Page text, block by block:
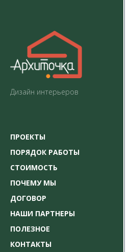
Дизайн интерьеров
ПРОЕКТЫ
ПОРЯДОК РАБОТЫ
СТОИМОСТЬ
ПОЧЕМУ МЫ
ДОГОВОР
НАШИ ПАРТНЕРЫ
ПОЛЕЗНОЕ
КОНТАКТЫ